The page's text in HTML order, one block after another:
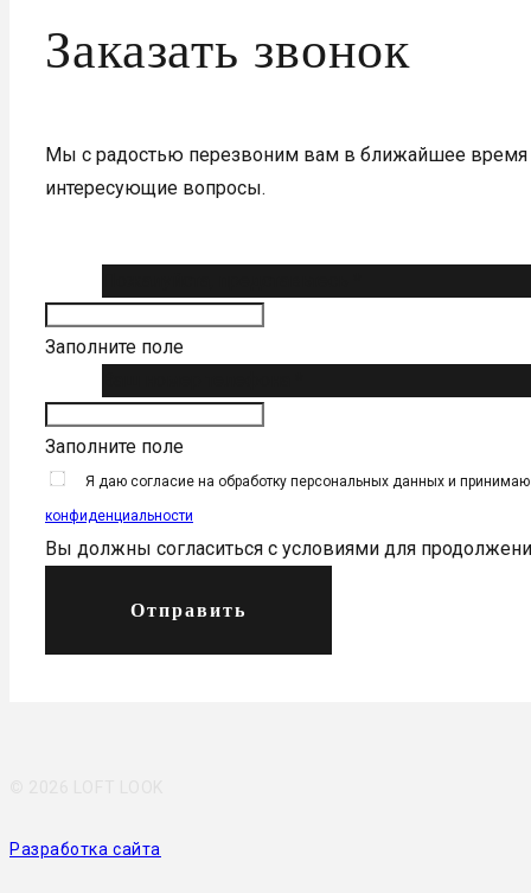
Заказать звонок
Мы с радостью перезвоним вам в ближайшее время
интересующие вопросы.
Заполните поле
Заполните поле
Я даю согласие на обработку персональных данных и
конфиденциальности
Вы должны согласиться с условиями для
Отправить
Разработка сайта